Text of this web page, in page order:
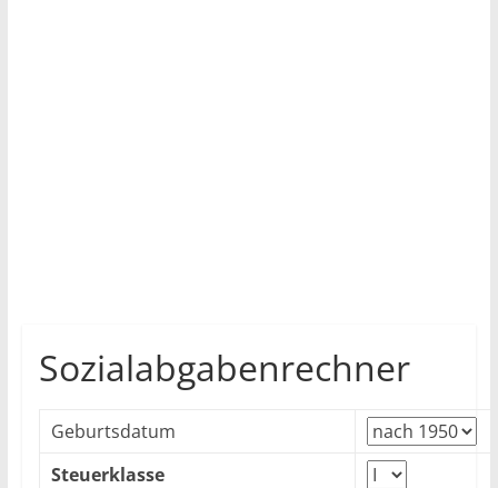
Sozialabgabenrechner
Geburtsdatum
Steuerklasse